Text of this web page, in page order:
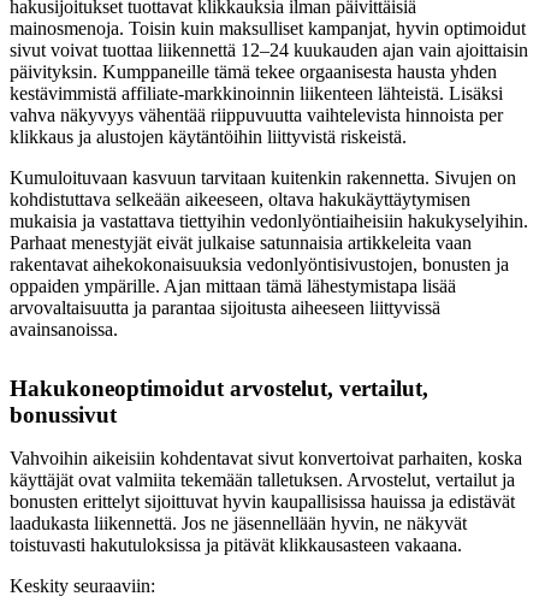
hakusijoitukset tuottavat klikkauksia ilman päivittäisiä
mainosmenoja. Toisin kuin maksulliset kampanjat, hyvin optimoidut
sivut voivat tuottaa liikennettä 12–24 kuukauden ajan vain ajoittaisin
päivityksin. Kumppaneille tämä tekee orgaanisesta hausta yhden
kestävimmistä affiliate-markkinoinnin liikenteen lähteistä. Lisäksi
vahva näkyvyys vähentää riippuvuutta vaihtelevista hinnoista per
klikkaus ja alustojen käytäntöihin liittyvistä riskeistä.
Kumuloituvaan kasvuun tarvitaan kuitenkin rakennetta. Sivujen on
kohdistuttava selkeään aikeeseen, oltava hakukäyttäytymisen
mukaisia ja vastattava tiettyihin vedonlyöntiaiheisiin hakukyselyihin.
Parhaat menestyjät eivät julkaise satunnaisia artikkeleita vaan
rakentavat aihekokonaisuuksia vedonlyöntisivustojen, bonusten ja
oppaiden ympärille. Ajan mittaan tämä lähestymistapa lisää
arvovaltaisuutta ja parantaa sijoitusta aiheeseen liittyvissä
avainsanoissa.
Hakukoneoptimoidut arvostelut, vertailut,
bonussivut
Vahvoihin aikeisiin kohdentavat sivut konvertoivat parhaiten, koska
käyttäjät ovat valmiita tekemään talletuksen. Arvostelut, vertailut ja
bonusten erittelyt sijoittuvat hyvin kaupallisissa hauissa ja edistävät
laadukasta liikennettä. Jos ne jäsennellään hyvin, ne näkyvät
toistuvasti hakutuloksissa ja pitävät klikkausasteen vakaana.
Keskity seuraaviin: